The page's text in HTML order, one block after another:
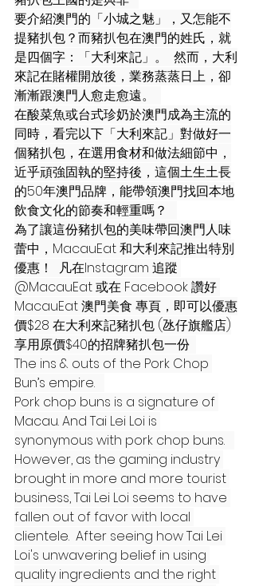
要介紹澳門的「小城之魅」，又怎能不
提豬扒包？而豬扒包在澳門的姓氏，就
是四個字：「大利來記」。  然而，大利
來記在賭權開放後，業務蒸蒸日上，卻
漸漸跟澳門人愈走愈遠。
在酸菜魚或台式珍奶於澳門成為主流的
同時，看完以下「大利來記」對做好一
個豬扒包，在選用食材和做法細節中，
近乎頑強固執的堅持後，這個土生土長
的50年澳門品牌，能帶領澳門找回本地
飲食文化的節奏和輕重嗎？
為了讓這份豬扒包的美味帶回澳門人味
蕾中，MacauEat 和大利來記推出特別
優惠！  凡在Instagram 追蹤
@MacauEat 或在 Facebook 讚好
MacauEat 澳門美食 專頁，即可以優惠
價$28 在大利來記豬扒包 (氹仔旗艦店)
享用原價$40的招牌豬扒包一份
The ins & outs of the Pork Chop
Bun’s empire.
Pork chop buns is a signature of
Macau. And Tai Lei Loi is
synonymous with pork chop buns.
However, as the gaming industry
brought in more and more tourist
business, Tai Lei Loi seems to have
fallen out of favor with local
clientele.  After seeing how Tai Lei
Loi's unwavering belief in using
quality ingredients and the right